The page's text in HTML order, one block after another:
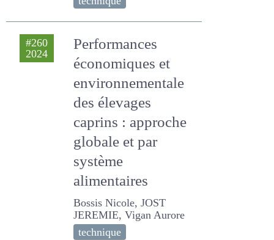
#260
2024
Performances
économiques et
environnementale
des élevages
caprins : approche
globale et par
système
alimentaires
Bossis Nicole, JOST
technique